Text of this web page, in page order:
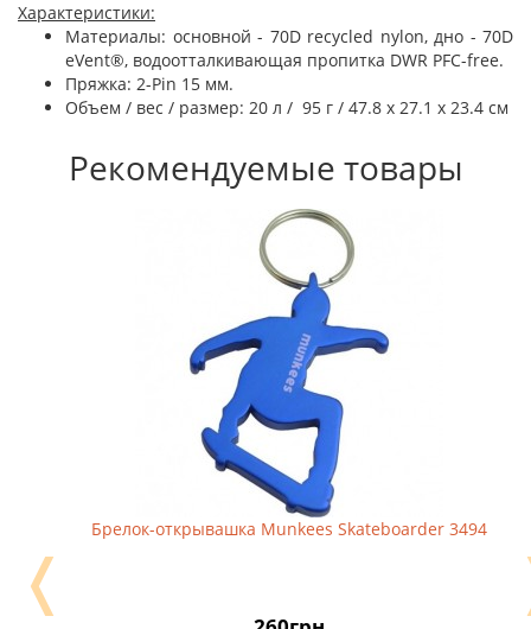
Характеристики:
Материалы: основной - 70D recycled nylon, дно - 70D
eVent®, водоотталкивающая пропитка DWR PFC-free.
Пряжка: 2-Pin 15 мм.
Объем / вес / размер: 20 л / 95 г / 47.8 x 27.1 x 23.4 см
Рекомендуемые товары
Брелок-открывашка Munkees Skateboarder 3494
❬